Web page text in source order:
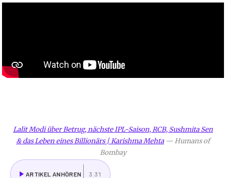
Lalit Modi über Betrug, nächste IPL-Saison, RCB, Sushmita Sen
& das Leben eines Billionärs | Karishma Mehta—Humans of
Bombay
ARTIKEL ANHÖREN 3:31